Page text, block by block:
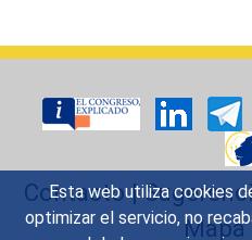
Esta web utiliza cookies
optimizar el servicio, no
Contacto|
Mapa